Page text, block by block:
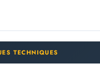
TECHNIQUES